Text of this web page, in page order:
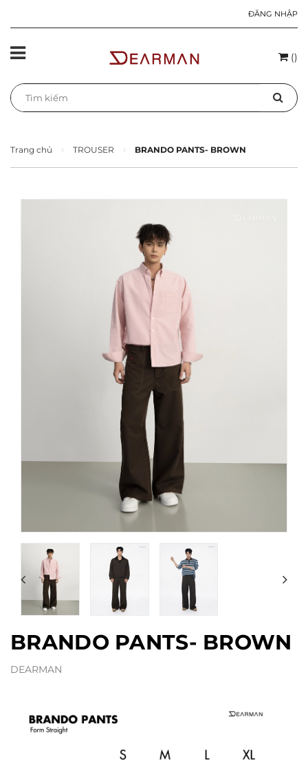
ĐĂNG NHẬP
()
Trang chủ TROUSER BRANDO PANTS- BROWN
BRANDO PANTS- BROWN
DEARMAN